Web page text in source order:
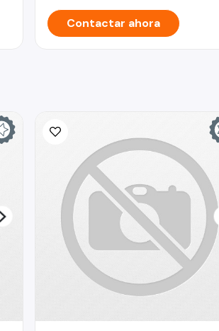
Contactar ahora